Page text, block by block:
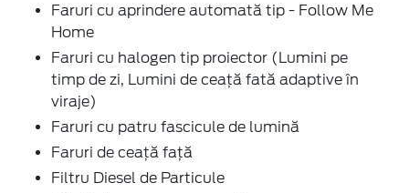
Faruri cu aprindere automată tip - Follow Me
Home
Faruri cu halogen tip proiector (Lumini pe
timp de zi, Lumini de ceață fată adaptive în
viraje)
Faruri cu patru fascicule de lumină
Faruri de ceaţă faţă
Filtru Diesel de Particule